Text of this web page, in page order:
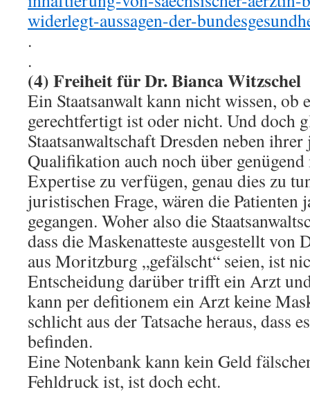
widerlegt-aussagen-der-
.
.
(4) Freiheit für Dr. Bianca Witzschel
Ein Staatsanwalt kann nicht wissen, ob
gerechtfertigt ist oder nicht. Und doch
Staatsanwaltschaft Dresden neben
Qualifikation auch noch über
Expertise zu verfügen, genau dies zu
juristischen Frage, wären die Patienten
gegangen. Woher also die
dass die Maskenatteste ausgestellt von
aus Moritzburg „gefälscht“ seien, ist
Entscheidung darüber trifft ein Arzt
kann per defitionem ein Arzt keine
schlicht aus der Tatsache heraus, dass
befinden.
Eine Notenbank kann kein Geld
Fehldruck ist, ist doch echt.